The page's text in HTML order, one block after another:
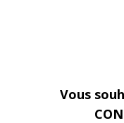
Vous